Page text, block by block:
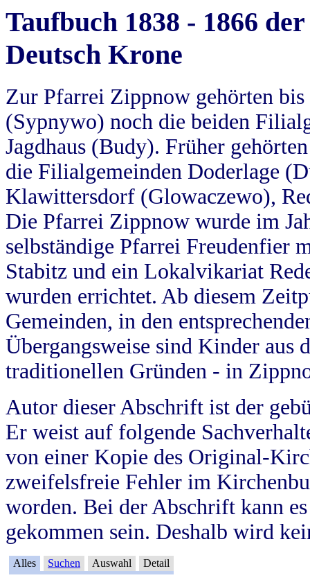
Taufbuch 1838 - 1866
Deutsch Krone
Zur Pfarrei Zippnow gehörten
(Sypnywo) noch die beiden
Jagdhaus (Budy). Früher
die Filialgemeinden Doderlage
Klawittersdorf (Glowaczewo),
Die Pfarrei Zippnow wurde im
selbständige Pfarrei Freudenfier
Stabitz und ein Lokalvikariat
wurden errichtet. Ab diesem
Gemeinden, in den
Übergangsweise sind Kinder aus
traditionellen Gründen - in
Autor dieser Abschrift ist der
Er weist auf folgende
von einer Kopie des Original-
zweifelsfreie Fehler im
worden. Bei der Abschrift kann
gekommen sein. Deshalb wird
Alles Suchen Auswahl Detail